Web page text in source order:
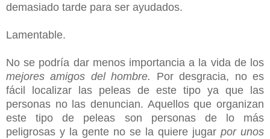
demasiado tarde para ser ayudados.
Lamentable.
No se podría dar menos importancia a la vida de los
mejores amigos del hombre. Por desgracia, no es
fácil localizar las peleas de este tipo ya que las
personas no las denuncian. Aquellos que organizan
este tipo de peleas son personas de lo más
peligrosas y la gente no se la quiere jugar por unos